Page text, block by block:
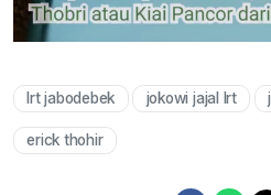
lrt jabodebek jokowi jajal lrt
erick thohir